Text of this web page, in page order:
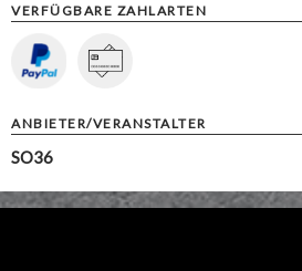
VERFÜGBARE ZAHLARTEN
ANBIETER/VERANSTALTER
SO36